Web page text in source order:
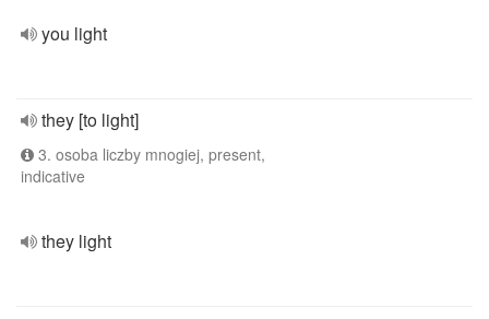
you light
they [to light]
3. osoba liczby mnogiej, present,
indicative
they light